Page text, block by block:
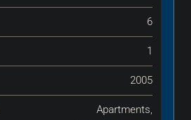
6
1
2005
Apartments,